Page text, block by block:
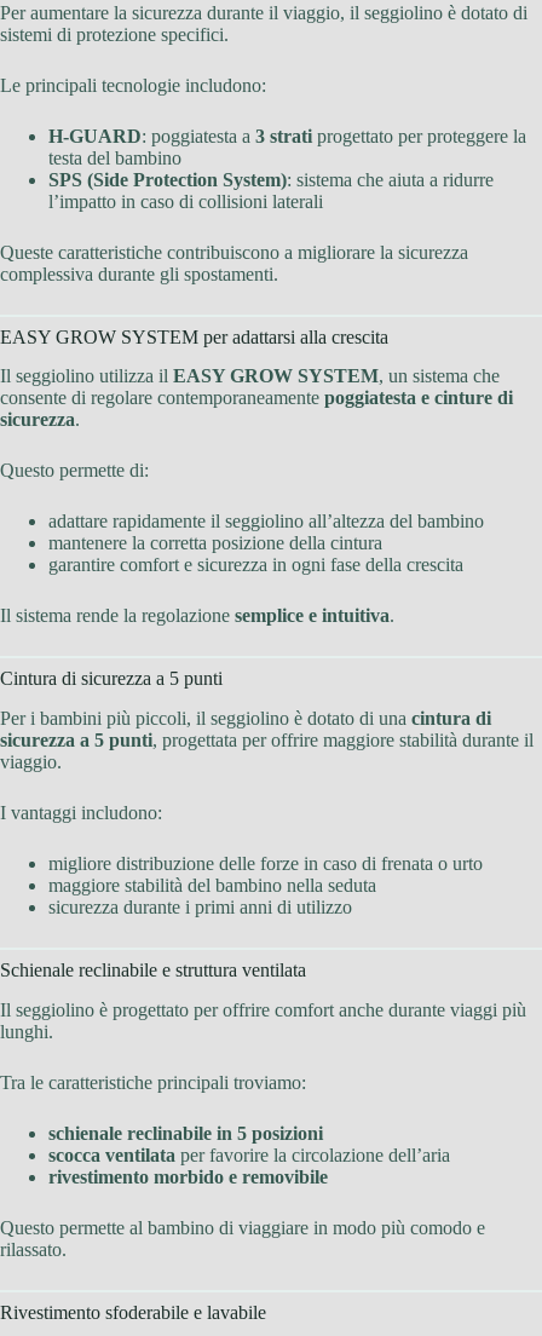
Per aumentare la sicurezza durante il viaggio, il seggiolino è dotato di
sistemi di protezione specifici.
Le principali tecnologie includono:
H-GUARD: poggiatesta a 3 strati progettato per proteggere la
testa del bambino
SPS (Side Protection System): sistema che aiuta a ridurre
l’impatto in caso di collisioni laterali
Queste caratteristiche contribuiscono a migliorare la sicurezza
complessiva durante gli spostamenti.
EASY GROW SYSTEM per adattarsi alla crescita
Il seggiolino utilizza il EASY GROW SYSTEM, un sistema che
consente di regolare contemporaneamente poggiatesta e cinture di
sicurezza.
Questo permette di:
adattare rapidamente il seggiolino all’altezza del bambino
mantenere la corretta posizione della cintura
garantire comfort e sicurezza in ogni fase della crescita
Il sistema rende la regolazione semplice e intuitiva.
Cintura di sicurezza a 5 punti
Per i bambini più piccoli, il seggiolino è dotato di una cintura di
sicurezza a 5 punti, progettata per offrire maggiore stabilità durante il
viaggio.
I vantaggi includono:
migliore distribuzione delle forze in caso di frenata o urto
maggiore stabilità del bambino nella seduta
sicurezza durante i primi anni di utilizzo
Schienale reclinabile e struttura ventilata
Il seggiolino è progettato per offrire comfort anche durante viaggi più
lunghi.
Tra le caratteristiche principali troviamo:
schienale reclinabile in 5 posizioni
scocca ventilata per favorire la circolazione dell’aria
rivestimento morbido e removibile
Questo permette al bambino di viaggiare in modo più comodo e
rilassato.
Rivestimento sfoderabile e lavabile